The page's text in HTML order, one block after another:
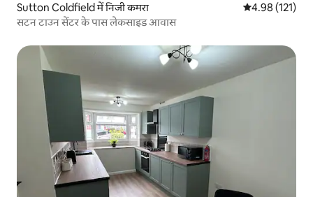
Sutton Coldfield में निजी कमरा औसत रेटिंग 5 में से
4.98 (121)
सटन टाउन सेंटर के पास लेकसाइड आवास